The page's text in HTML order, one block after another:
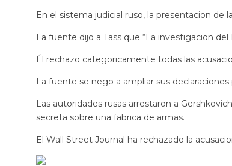
En el sistema judicial ruso, la presentacion de
La fuente dijo a Tass que “La investigacion
Él rechazo categoricamente todas las
La fuente se nego a ampliar sus
Las autoridades rusas arrestaron a
secreta sobre una fabrica de armas.
El Wall Street Journal ha rechazado la